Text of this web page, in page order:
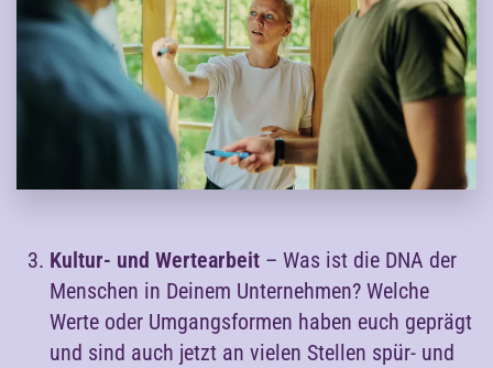
Kultur- und Wertearbeit – Was ist die DNA der
Menschen in Deinem Unternehmen? Welche
Werte oder Umgangsformen haben euch geprägt
und sind auch jetzt an vielen Stellen spür- und